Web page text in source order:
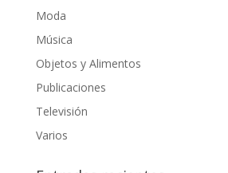
Moda
Música
Objetos y Alimentos
Publicaciones
Televisión
Varios